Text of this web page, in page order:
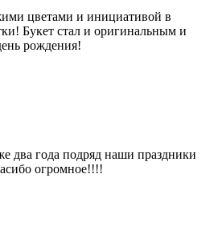
цветами и инициативой в
Букет стал и оригинальным и
рождения!
два года подряд наши праздники
огромное!!!!